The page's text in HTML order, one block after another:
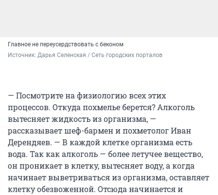
Главное не переусердствовать с беконом
Источник: Дарья Селенская / Сеть городских порталов
— Посмотрите на физиологию всех этих
процессов. Откуда похмелье берется? Алкоголь
вытесняет жидкость из организма, —
рассказывает шеф-бармен и похметолог Иван
Дерендяев. — В каждой клетке организма есть
вода. Так как алкоголь — более летучее вещество,
он проникает в клетку, вытесняет воду, а когда
начинает выветриваться из организма, оставляет
клетку обезвоженной. Отсюда начинается и